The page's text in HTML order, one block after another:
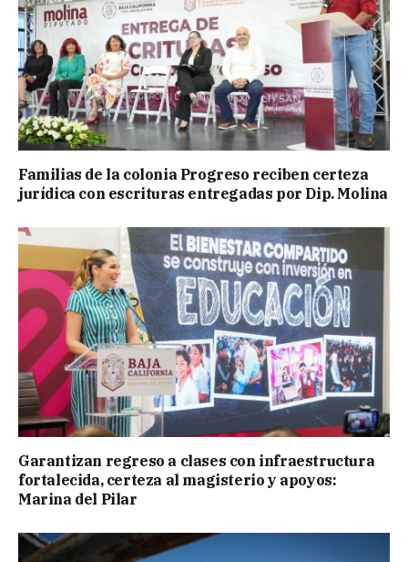
Familias de la colonia Progreso reciben certeza
jurídica con escrituras entregadas por Dip. Molina
Garantizan regreso a clases con infraestructura
fortalecida, certeza al magisterio y apoyos:
Marina del Pilar